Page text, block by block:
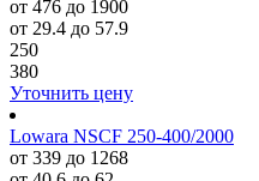
от 476 до 1900
от 29.4 до 57.9
250
380
Уточнить цену
Lowara NSCF 250-400/2000
от 339 до 1268